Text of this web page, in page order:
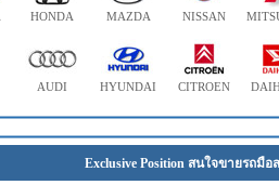
HONDA MAZDA NISSAN
AUDI HYUNDAI CITROEN
Exclusive Position สนใจขายรถมื